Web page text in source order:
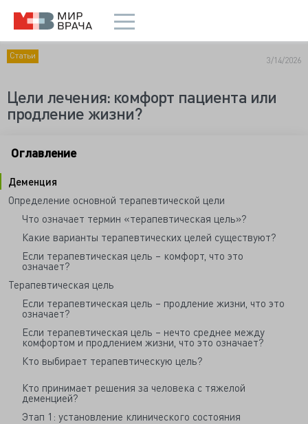
Статьи 3/14/2026
Цели лечения: комфорт пациента или
продление жизни?
Оглавление
Деменция
Определение основной терапевтической цели
Что означает термин «терапевтическая цель»?
Какие варианты терапевтических целей существуют?
Если терапевтическая цель – комфорт, что это
означает?
Терапевтическая цель
Если терапевтическая цель – продление жизни, что это
означает?
Если терапевтическая цель – нечто среднее между
комфортом и продлением жизни, что это означает?
Кто выбирает терапевтическую цель?
Кто принимает решения за человека с тяжелой
деменцией?
Этап 1: установление клинического состояния